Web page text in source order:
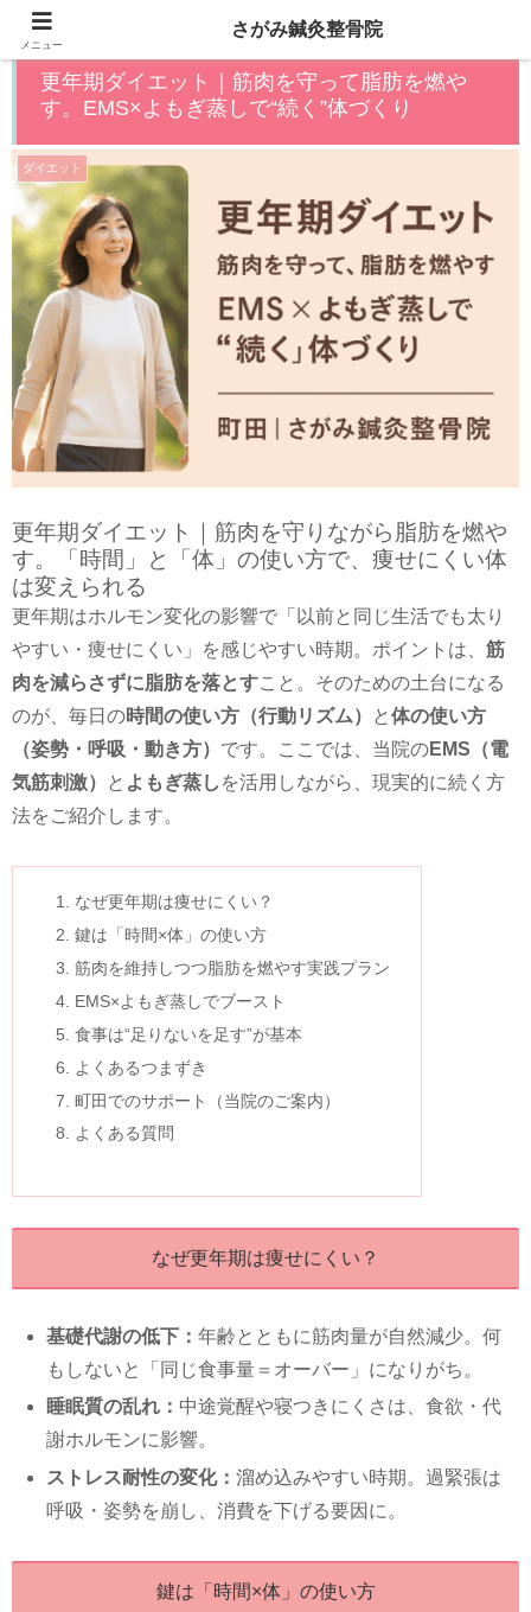
更年期ダイエット｜筋肉を守って脂肪を燃や
す。EMS×よもぎ蒸しで“続く”体づくり
ダイエット
更年期ダイエット｜筋肉を守りながら脂肪を燃や
す。「時間」と「体」の使い方で、痩せにくい体
は変えられる
更年期はホルモン変化の影響で「以前と同じ生活でも太り
やすい・痩せにくい」を感じやすい時期。ポイントは、 筋
肉を減らさずに脂肪を落とすこと。そのための土台になる
のが、毎日の時間の使い方（行動リズム） と体の使い方
（姿勢・呼吸・動き方） です。ここでは、当院のEMS（電
気筋刺激）
と よもぎ蒸し を活用しながら、現実的に続く方
法をご紹介します。
なぜ更年期は痩せにくい？
鍵は「時間×体」の使い方
筋肉を維持しつつ脂肪を燃やす実践プラン
EMS×よもぎ蒸しでブースト
食事は“足りないを足す”が基本
よくあるつまずき
町田でのサポート（当院のご案内）
よくある質問
なぜ更年期は痩せにくい？
基礎代謝の低下：年齢とともに筋肉量が自然減少。何
もしないと「同じ食事量＝オーバー」になりがち。
睡眠質の乱れ： 中途覚醒や寝つきにくさは、食欲・代
謝ホルモンに影響。
ストレス耐性の変化：溜め込みやすい時期。過緊張は
呼吸・姿勢を崩し、消費を下げる要因に。
鍵は「時間×体」の使い方
メニュー
さがみ鍼灸整骨院